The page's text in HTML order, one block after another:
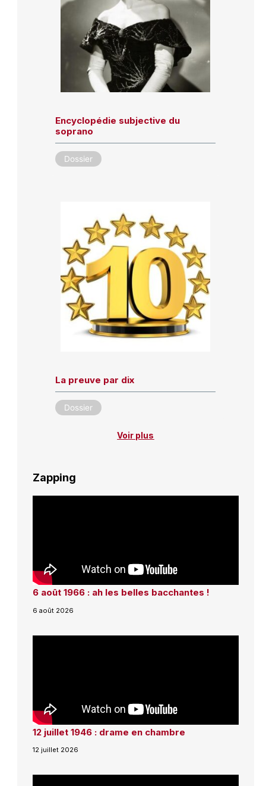
Encyclopédie subjective du
soprano
Dossier
La preuve par dix
Dossier
Voir plus
Zapping
6 août 1966 : ah les belles bacchantes !
6 août 2026
12 juillet 1946 : drame en chambre
12 juillet 2026